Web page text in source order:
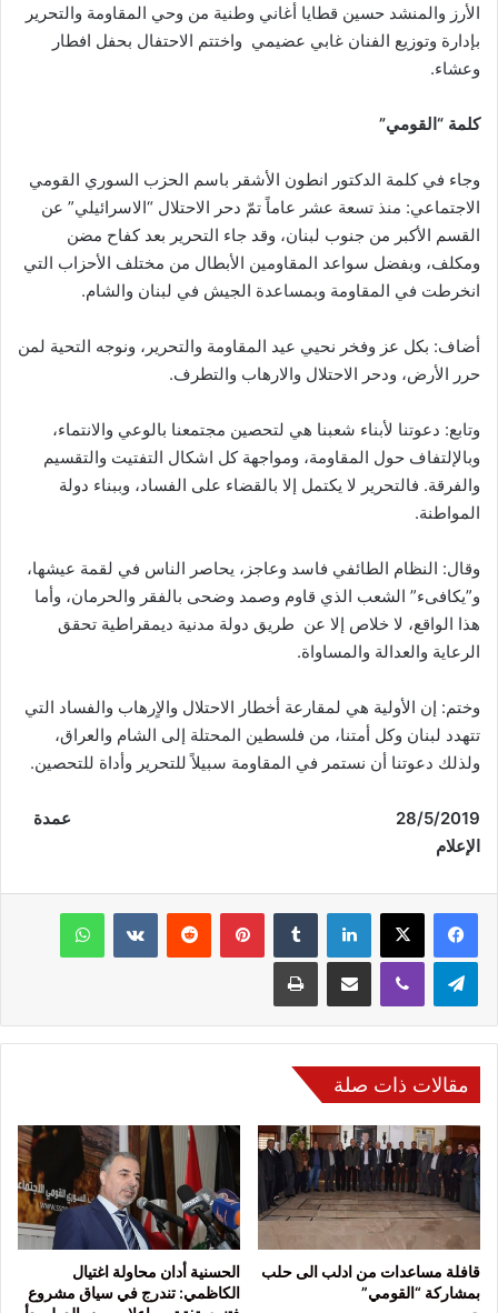
الأرز والمنشد حسين قطايا أغاني وطنية من وحي المقاومة والتحرير
بإدارة وتوزيع الفنان غابي عضيمي واختتم الاحتفال بحفل افطار
وعشاء.
كلمة “القومي”
وجاء في كلمة الدكتور انطون الأشقر باسم الحزب السوري القومي
الاجتماعي: منذ تسعة عشر عاماً تمّ دحر الاحتلال “الاسرائيلي” عن
القسم الأكبر من جنوب لبنان، وقد جاء التحرير بعد كفاح مضن
ومكلف، وبفضل سواعد المقاومين الأبطال من مختلف الأحزاب التي
انخرطت في المقاومة وبمساعدة الجيش في لبنان والشام.
أضاف: بكل عز وفخر نحيي عيد المقاومة والتحرير، ونوجه التحية لمن
حرر الأرض، ودحر الاحتلال والارهاب والتطرف.
وتابع: دعوتنا لأبناء شعبنا هي لتحصين مجتمعنا بالوعي والانتماء،
وبالإلتفاف حول المقاومة، ومواجهة كل اشكال التفتيت والتقسيم
والفرقة. فالتحرير لا يكتمل إلا بالقضاء على الفساد، وببناء دولة
المواطنة.
وقال: النظام الطائفي فاسد وعاجز، يحاصر الناس في لقمة عيشها،
و”يكافىء” الشعب الذي قاوم وصمد وضحى بالفقر والحرمان، وأما
هذا الواقع، لا خلاص إلا عن طريق دولة مدنية ديمقراطية تحقق
الرعاية والعدالة والمساواة.
وختم: إن الأولية هي لمقارعة أخطار الاحتلال والاٍرهاب والفساد التي
تتهدد لبنان وكل أمتنا، من فلسطين المحتلة إلى الشام والعراق،
ولذلك دعوتنا أن نستمر في المقاومة سبيلاً للتحرير وأداة للتحصين.
28/5/2019 عمدة
الإعلام
فيسبوك لينكدإن بينتيريست
مقالات ذات صلة
قافلة مساعدات من ادلب الى حلب
بمشاركة “القومي”
الحسنية أدان محاولة اغتيال
الكاظمي: تندرج في سياق مشروع